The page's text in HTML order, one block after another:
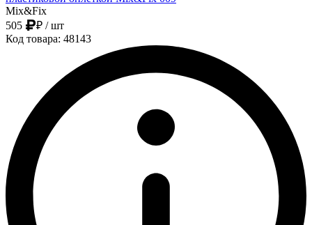
Mix&Fix
505
₽ / шт
Код товара: 48143